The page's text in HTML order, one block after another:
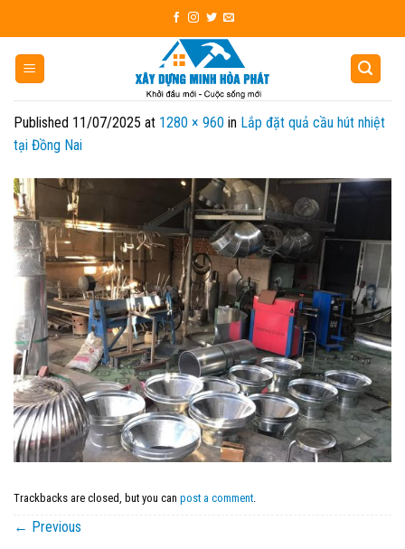
to
content
Published 11/07/2025 at 1280 × 960 in Lắp đặt quả cầu hút nhiệt
tại Đồng Nai
Trackbacks are closed, but you can post a comment.
← Previous